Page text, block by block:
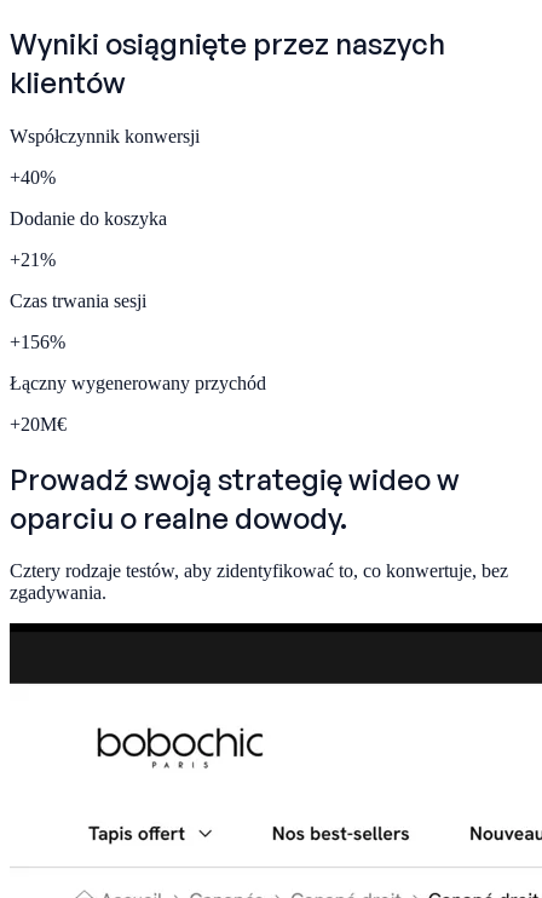
Wyniki osiągnięte przez naszych
klientów
Współczynnik konwersji
+40%
Dodanie do koszyka
+21%
Czas trwania sesji
+156%
Łączny wygenerowany przychód
+20M€
Prowadź swoją strategię wideo w
oparciu o realne dowody.
Cztery rodzaje testów, aby zidentyfikować to, co konwertuje, bez
zgadywania.